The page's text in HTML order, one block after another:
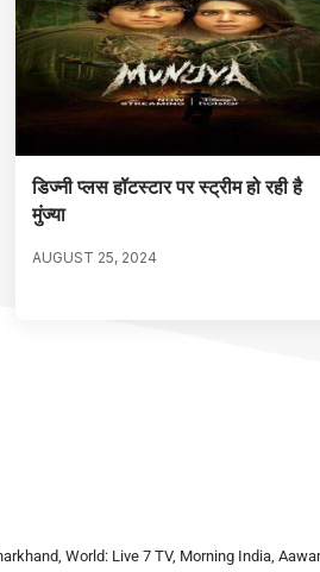
डिज्नी प्लस हॉटस्टार पर स्ट्रीम हो रही है
मुंज्या
AUGUST 25, 2024
World: Live 7 TV, Morning India,